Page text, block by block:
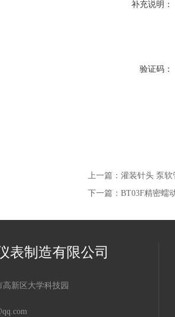
补充说明：
验证码：
上一篇： 灌装针头 泵
下一篇： BT03F精密蠕
表制造有限公司
新区大学科技园